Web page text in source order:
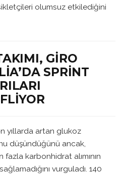
olumsuz etkilediğini
GIRO
SPRINT
yıllarda artan glukoz
düşündüğünü ancak,
karbonhidrat alımının
vurguladı. 140